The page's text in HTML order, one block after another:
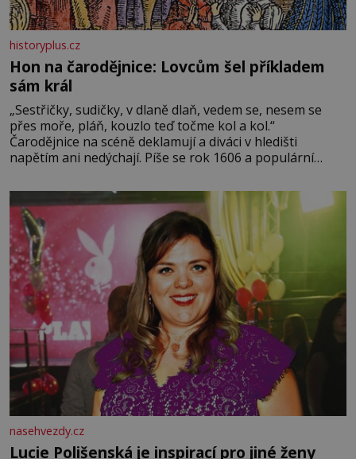
historyplus.cz
Hon na čarodějnice: Lovcům šel příkladem
sám král
„Sestřičky, sudičky, v dlaně dlaň, vedem se, nesem se
přes moře, pláň, kouzlo teď točme kol a kol.“
Čarodějnice na scéně deklamují a diváci v hledišti
napětím ani nedýchají. Píše se rok 1606 a populární
Tragédii o Macbethovi. Napsal ji pro krále Jakuba I., jenž
v roce 1603 vystřídal
nasehvezdy.cz
Lucie Polišenská je inspirací pro jiné ženy